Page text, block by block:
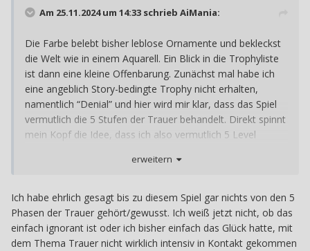
Am 25.11.2024 um 14:33 schrieb AiMania:
Die Farbe belebt bisher leblose Ornamente und bekleckst
die Welt wie in einem Aquarell. Ein Blick in die Trophyliste
ist dann eine kleine Offenbarung. Zunächst mal habe ich
eine angeblich Story-bedingte Trophy nicht erhalten,
namentlich “Denial” und hier wird mir klar, dass das Spiel
vermutlich die 5 Stufen der Trauer behandelt. Direkt spinnt
mein Kopf die Idee, dass ich also vermutlich 5 Level
genauso kommt es dann auch.
erweitern
Ich habe ehrlich gesagt bis zu diesem Spiel gar nichts von den 5
Phasen der Trauer gehört/gewusst. Ich weiß jetzt nicht, ob das
einfach ignorant ist oder ich bisher einfach das Glück hatte, mit
dem Thema Trauer nicht wirklich intensiv in Kontakt gekommen